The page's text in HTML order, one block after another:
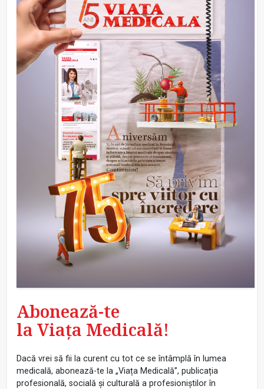
Abonează-te
la Viața Medicală!
Dacă vrei să fii la curent cu tot ce se întâmplă în lumea
medicală, abonează-te la „Viața Medicală”, publicația
profesională, socială și culturală a profesioniștilor în